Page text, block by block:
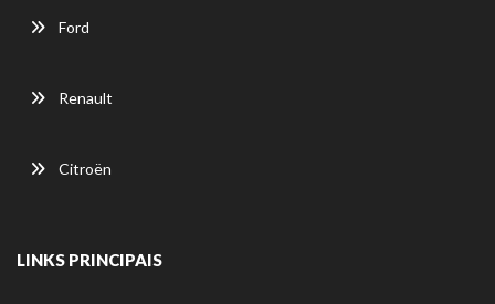
Ford
Renault
Citroën
LINKS PRINCIPAIS